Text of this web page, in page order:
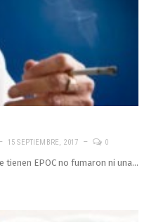
15 SEPTIEMBRE, 2017 0
tienen EPOC no fumaron ni una…